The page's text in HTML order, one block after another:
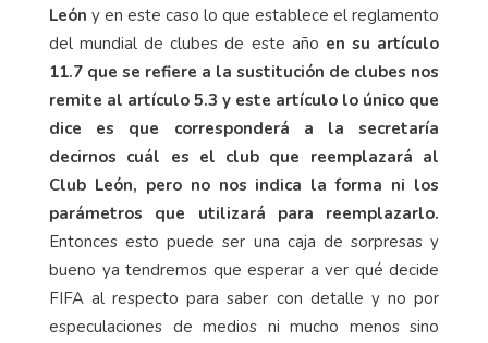
León y en este caso lo que establece el reglamento
del mundial de clubes de este año en su artículo
11.7 que se refiere a la sustitución de clubes nos
remite al artículo 5.3 y este artículo lo único que
dice es que corresponderá a la secretaría
decirnos cuál es el club que reemplazará al
Club León, pero no nos indica la forma ni los
parámetros que utilizará para reemplazarlo.
Entonces esto puede ser una caja de sorpresas y
bueno ya tendremos que esperar a ver qué decide
FIFA al respecto para saber con detalle y no por
especulaciones de medios ni mucho menos sino